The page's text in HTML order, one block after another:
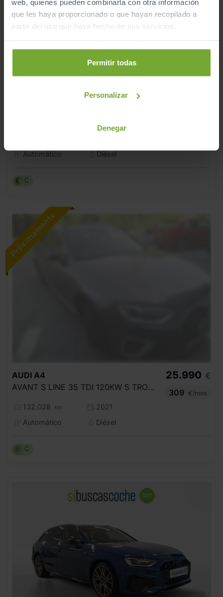
web, quienes pueden combinarla con otra información
que les haya proporcionado o que hayan recopilado a
partir del uso que haya hecho de sus servicios.
Permitir todas
Personalizar
Denegar
Automático
Diésel
C
AUDI A4
AVANT S LINE 35 TDI 120KW S TRONIC
132.028 km
2021
Automático
Diésel
25.990 €
309
€/mes
C